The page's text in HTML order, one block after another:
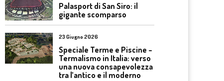
Palasport di San Siro: il
gigante scomparso
23 Giugno 2026
Speciale Terme e Piscine –
Termalismo in Italia: verso
una nuova consapevolezza
tra l’antico e il moderno